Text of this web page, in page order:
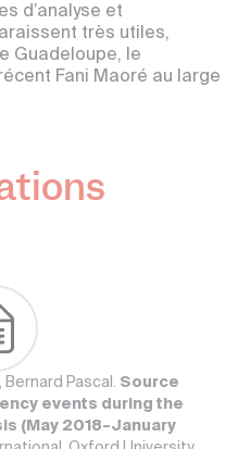
d’analyse et
très utiles,
Guadeloupe, le
Fani Maoré au large
Pascal. Source
events during the
(May 2018–January